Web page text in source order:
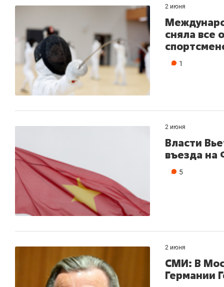
2 июня
сняла все
1
2 июня
Власти
въезда на
5
2 июня
СМИ: В
Германии